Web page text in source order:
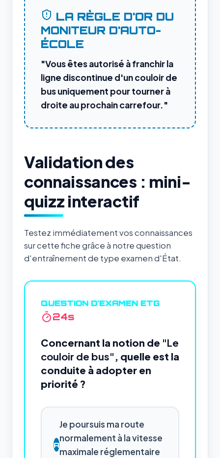
LA RÈGLE D'OR DU
MONITEUR D'AUTO-
ÉCOLE
"Vous êtes autorisé à franchir la
ligne discontinue d'un couloir de
bus uniquement pour tourner à
droite au prochain carrefour."
Validation des
connaissances : mini-
quizz interactif
Testez immédiatement vos connaissances
sur cette fiche grâce à notre question
d'entraînement de type examen d'État.
QUESTION D'EXAMEN ETG
23s
Concernant la notion de "Le
couloir de bus" , quelle est la
conduite à adopter en
priorité ?
A
Je poursuis ma route
normalement à la vitesse
maximale réglementaire